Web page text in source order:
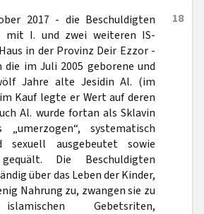
18
2017 - die Beschuldigten
mit I. und zwei weiteren IS-
in der Provinz Deir Ezzor -
die im Juli 2005 geborene und
Jahre alte Jesidin Al. (im
Kauf legte er Wert auf deren
Al. wurde fortan als Sklavin
systematisch
sexuell ausgebeutet sowie
Die Beschuldigten
über das Leben der Kinder,
Nahrung zu, zwangen sie zu
Gebetsriten,